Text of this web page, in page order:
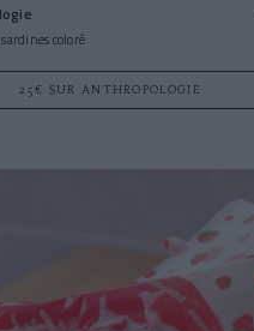
coloré
25€ SUR ANTHROPOLOGIE